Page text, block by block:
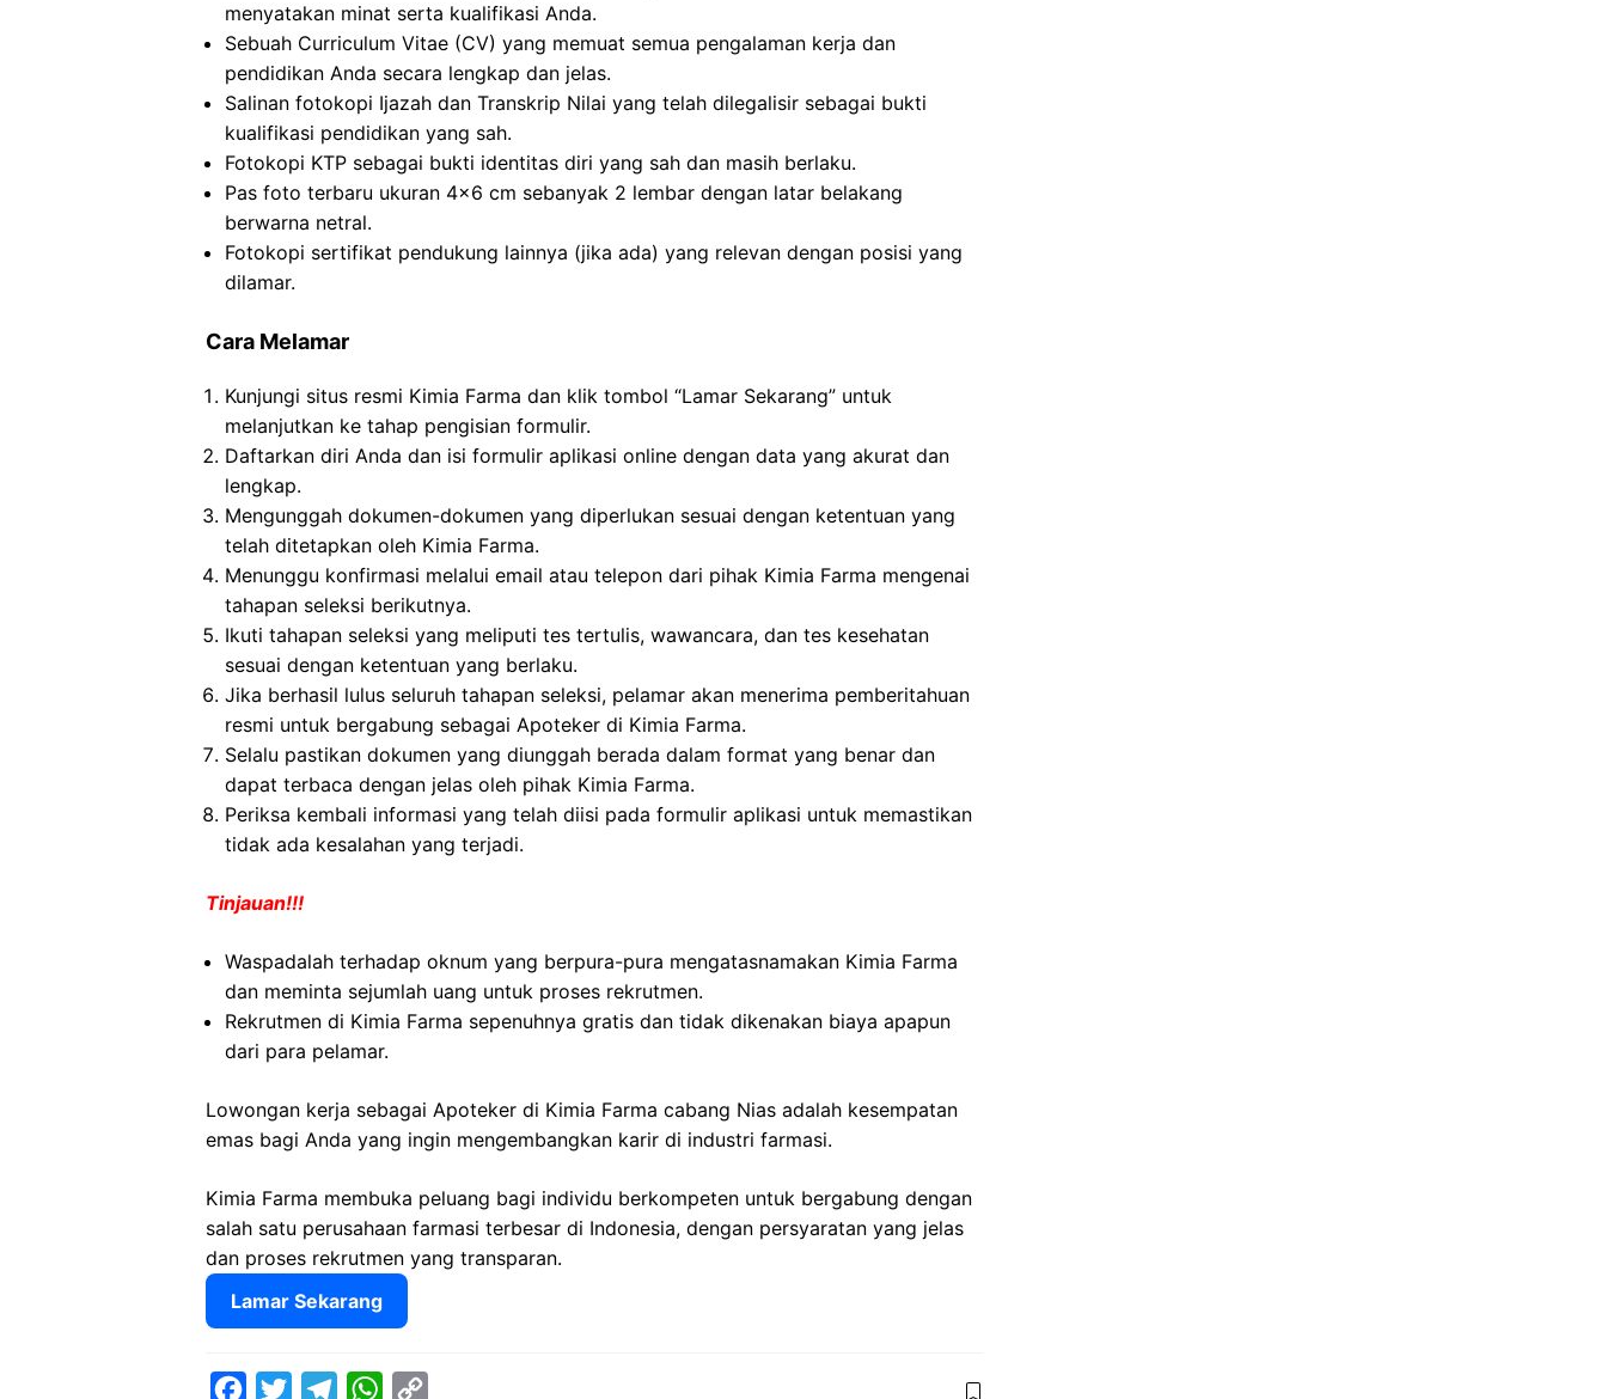
menyatakan minat serta kualifikasi Anda.
Sebuah Curriculum Vitae (CV) yang memuat semua pengalaman kerja dan
pendidikan Anda secara lengkap dan jelas.
Salinan fotokopi Ijazah dan Transkrip Nilai yang telah dilegalisir sebagai bukti
kualifikasi pendidikan yang sah.
Fotokopi KTP sebagai bukti identitas diri yang sah dan masih berlaku.
Pas foto terbaru ukuran 4×6 cm sebanyak 2 lembar dengan latar belakang
berwarna netral.
Fotokopi sertifikat pendukung lainnya (jika ada) yang relevan dengan posisi yang
dilamar.
Cara Melamar
Kunjungi situs resmi Kimia Farma dan klik tombol “Lamar Sekarang” untuk
melanjutkan ke tahap pengisian formulir.
Daftarkan diri Anda dan isi formulir aplikasi online dengan data yang akurat dan
lengkap.
Mengunggah dokumen-dokumen yang diperlukan sesuai dengan ketentuan yang
telah ditetapkan oleh Kimia Farma.
Menunggu konfirmasi melalui email atau telepon dari pihak Kimia Farma mengenai
tahapan seleksi berikutnya.
Ikuti tahapan seleksi yang meliputi tes tertulis, wawancara, dan tes kesehatan
sesuai dengan ketentuan yang berlaku.
Jika berhasil lulus seluruh tahapan seleksi, pelamar akan menerima pemberitahuan
resmi untuk bergabung sebagai Apoteker di Kimia Farma.
Selalu pastikan dokumen yang diunggah berada dalam format yang benar dan
dapat terbaca dengan jelas oleh pihak Kimia Farma.
Periksa kembali informasi yang telah diisi pada formulir aplikasi untuk memastikan
tidak ada kesalahan yang terjadi.
Tinjauan!!!
Waspadalah terhadap oknum yang berpura-pura mengatasnamakan Kimia Farma
dan meminta sejumlah uang untuk proses rekrutmen.
Rekrutmen di Kimia Farma sepenuhnya gratis dan tidak dikenakan biaya apapun
dari para pelamar.
Lowongan kerja sebagai Apoteker di Kimia Farma cabang Nias adalah kesempatan
emas bagi Anda yang ingin mengembangkan karir di industri farmasi.
Kimia Farma membuka peluang bagi individu berkompeten untuk bergabung dengan
salah satu perusahaan farmasi terbesar di Indonesia, dengan persyaratan yang jelas
dan proses rekrutmen yang transparan.
Lamar Sekarang
W